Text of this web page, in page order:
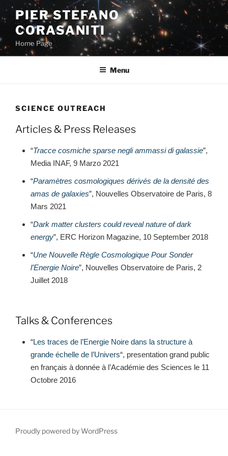
Skip
to
content
PIER STEFANO
CORASANITI
Home Page
Menu
SCIENCE OUTREACH
Articles & Press Releases
“Tracce cosmiche sparse negli ammassi di galassie”,
Media INAF, 9 Marzo 2021
“Paramètres cosmologiques dérivés de la densité des
amas de galaxies”, Nouvelles Observatoire de Paris, 8
Mars 2021
“Dark matter clusters could reveal nature of dark
energy”, ERC Horizon Magazine, 10 September 2018
“Une Nouvelle Règle Cosmologique Pour Sonder
l’Energie Noire”, Nouvelles Observatoire de Paris, 2
Juillet 2018
Talks & Conferences
“Les traces de l’Energie Noire dans la structure à
grande échelle de l’Univers“, presentation grand public
en français à donnée à l’Académie des Sciences le 11
Octobre 2016
Proudly powered by WordPress